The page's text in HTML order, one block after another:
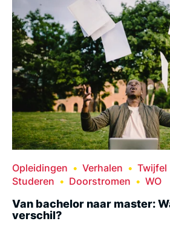
Opleidingen Verhalen Twijfel
Studeren
Doorstromen WO
Van bachelor naar master:
verschil?